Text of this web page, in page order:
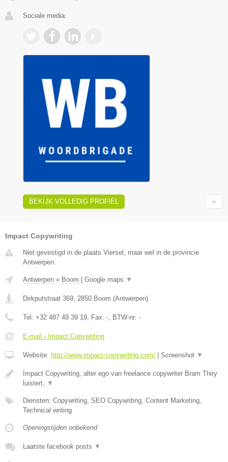
Sociale media:
BEKIJK VOLLEDIG PROFIEL
Impact Copywriting
Niet gevestigd in de plaats Viersel, maar wel in de provincie
Antwerpen.
Antwerpen » Boom | Google maps ▼
Dirkputstraat 369 2850 Boom (Antwerpen)
Tel: +32 487 49 39 19 , Fax: - , BTW-nr: -
E-mail › Impact Copywriting
Website: http://www.impact-copywriting.com/ | Screenshot ▼
Impact Copywriting, alter ego van freelance copywriter Bram Thiry
luistert,
▼
Diensten: Copywriting, SEO Copywriting, Content Marketing,
Technical writing
Openingstijden onbekend
Laatste facebook posts ▼